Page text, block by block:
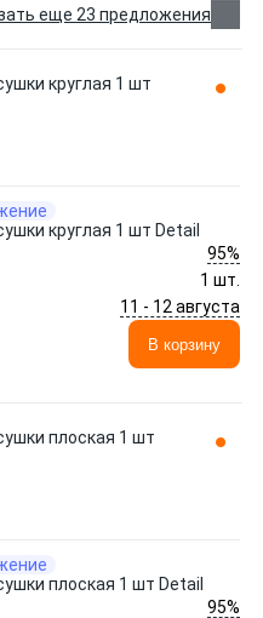
еще 23 предложения
круглая 1 шт
круглая 1 шт Detail
95%
1 шт.
11 - 12 августа
В корзину
плоская 1 шт
плоская 1 шт Detail
95%